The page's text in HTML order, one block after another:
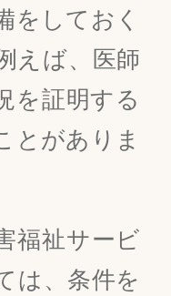
をしておく
えば、医師
を証明する
とがありま
福祉サービ
は、条件を